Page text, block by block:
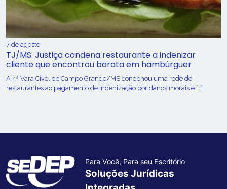
7 de agosto
TJ/MS: Justiça condena restaurante a indenizar
cliente que encontrou barata em hambúrguer
A 4ª Vara Cível de Campo Grande/MS condenou uma rede de
restaurantes ao pagamento de indenização por danos morais e […]
Para Você, Para seu Escritório
Soluções Jurídicas